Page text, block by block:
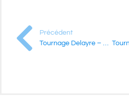
Précédent
Tournage Delayre – La Vague